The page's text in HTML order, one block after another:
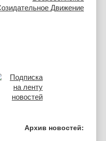
Архив новостей: